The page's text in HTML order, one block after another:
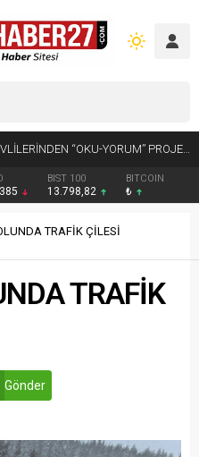
2 HÜKÜMLÜ YAKALANDI
BIST 100
13.798,82
BITCOIN
₺
TRAFİK ÇİLESİ
TRAFİK
Gönder